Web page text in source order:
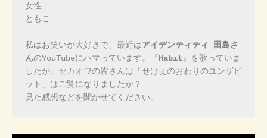
女性
ともこ
私はお笑いが大好きで、最近はアイデンティティ 田島さ
んのYouTubeにハマっています。『 Habit 』を歌っていま
したが、セカオワの皆さんは「せけぇのおわりのユンザビ
ット」はご覧になりましたか？
見た感想などを聞かせてください。